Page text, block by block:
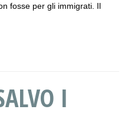
fosse per gli immigrati. Il
I